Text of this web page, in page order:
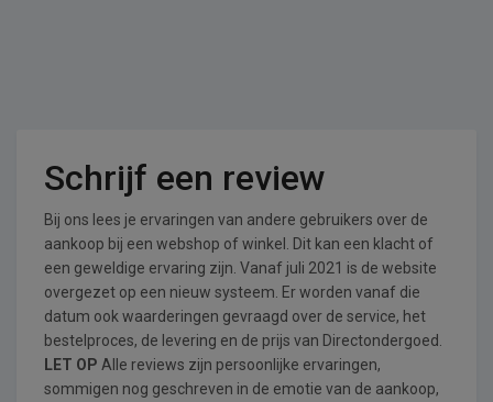
Schrijf een review
Bij ons lees je ervaringen van andere gebruikers over de
aankoop bij een webshop of winkel. Dit kan een klacht of
een geweldige ervaring zijn. Vanaf juli 2021 is de website
overgezet op een nieuw systeem. Er worden vanaf die
datum ook waarderingen gevraagd over de service, het
bestelproces, de levering en de prijs van Directondergoed.
LET OP Alle reviews zijn persoonlijke ervaringen,
sommigen nog geschreven in de emotie van de aankoop,